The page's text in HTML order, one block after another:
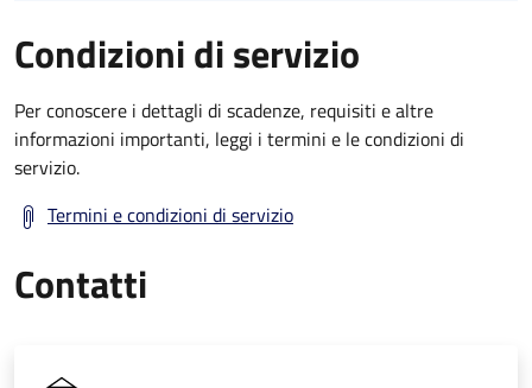
Condizioni di servizio
Per conoscere i dettagli di scadenze, requisiti e altre
informazioni importanti, leggi i termini e le condizioni di
servizio.
Termini e condizioni di servizio
Contatti